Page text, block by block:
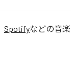
Spotifyなどの音